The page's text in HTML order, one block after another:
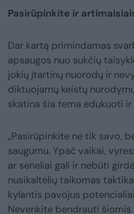
Pasirūpinkite ir
Dar kartą primindamas
apsaugos nuo sukčių
jokių įtartinų nuorodų ir
diktuojamų keistų
skatina šia tema edukuoti ir
„Pasirūpinkite ne tik savo,
saugumu. Ypač vaikai,
ar seneliai gali ir nebūti
nusikaltėlių taikomas
kylantis pavojus
Nevenkite bendrauti